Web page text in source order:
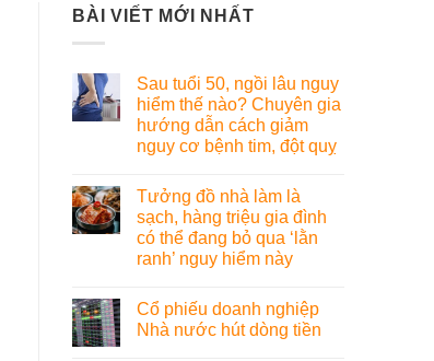
BÀI VIẾT MỚI NHẤT
Sau tuổi 50, ngồi lâu nguy
hiểm thế nào? Chuyên gia
hướng dẫn cách giảm
nguy cơ bệnh tim, đột quỵ
Tưởng đồ nhà làm là
sạch, hàng triệu gia đình
có thể đang bỏ qua ‘lằn
ranh’ nguy hiểm này
Cổ phiếu doanh nghiệp
Nhà nước hút dòng tiền